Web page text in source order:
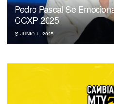
Pedro Pascal Se
CCXP 2025
JUNIO 1, 2025